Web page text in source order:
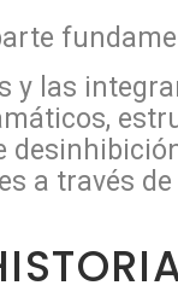
y las
a través